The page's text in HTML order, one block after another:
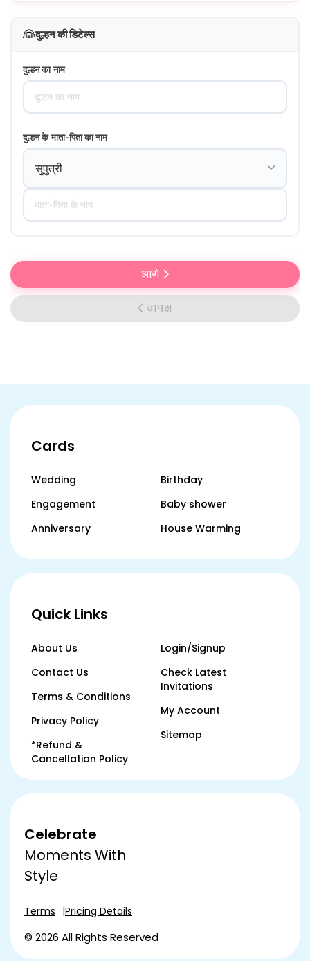
👰दुल्हन की डिटेल्स
दुल्हन का नाम
दुल्हन के माता-पिता का नाम
वापस
आगे
Cards
Wedding
Engagement
Anniversary
Birthday
Baby shower
House Warming
Quick Links
About Us
Contact Us
Terms & Conditions
Privacy Policy
*Refund &
Cancellation Policy
Login/Signup
Check Latest
Invitations
My Account
Sitemap
Celebrate
Moments With
Style
Terms Pricing Details
© 2026 All Rights Reserved